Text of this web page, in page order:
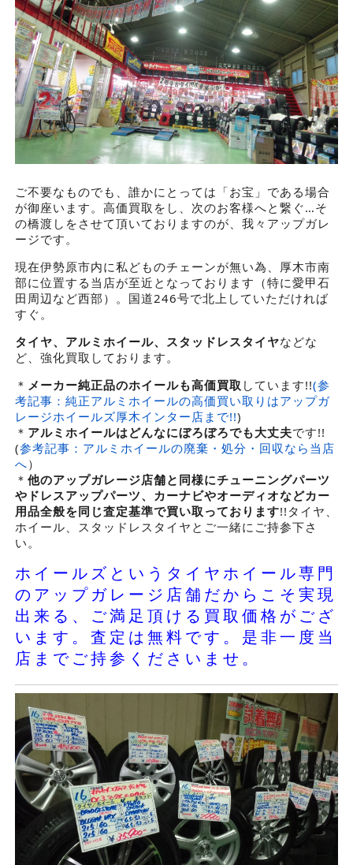
ご不要なものでも、誰かにとっては「お宝」である場合
が御座います。高価買取をし、次のお客様へと繋ぐ…そ
の橋渡しをさせて頂いておりますのが、我々アップガレ
ージです。
現在伊勢原市内に私どものチェーンが無い為、厚木市南
部に位置する当店が至近となっております（特に愛甲石
田周辺など西部）。国道246号で北上していただければ
すぐ。
タイヤ、アルミホイール、スタッドレスタイヤなどな
ど、強化買取しております。
＊ メーカー純正品のホイールも高価買取 しています!!(参
考記事：純正アルミホイールの高価買い取りはアップガ
レージホイールズ厚木インター店まで!!)
＊ アルミホイールはどんなにぼろぼろでも大丈夫です!!
(参考記事：アルミホイールの廃棄・処分・回収なら当店
へ）
＊ 他のアップガレージ店舗と同様にチューニングパーツ
やドレスアップパーツ、カーナビやオーディオなどカー
用品全般を同じ査定基準で買い取っております!!タイヤ、
ホイール、スタッドレスタイヤとご一緒にご持参下さ
い。
ホイールズというタイヤホイール専門
のアップガレージ店舗だからこそ実現
出来る、ご満足頂ける買取価格がござ
います。査定は無料です。是非一度当
店までご持参くださいませ。